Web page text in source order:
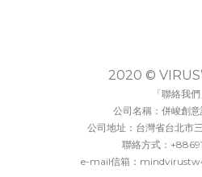
2020 ©
「聯絡我們
公司名稱：併峻創
公司地址：台灣省台北市
聯絡方式：
e-mail信箱：